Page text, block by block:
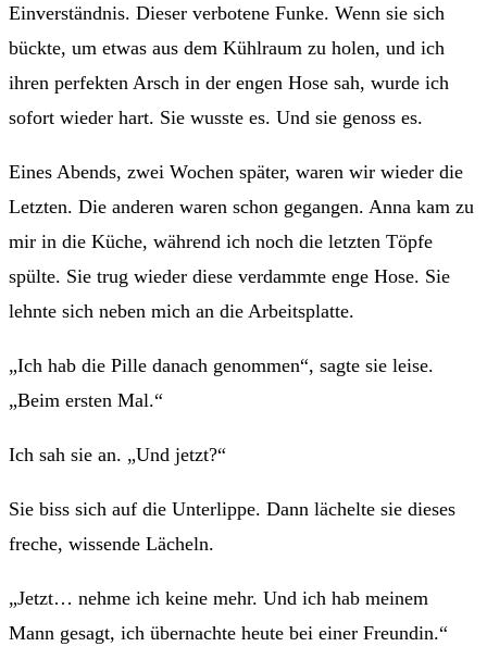
Einverständnis. Dieser verbotene Funke. Wenn sie sich
bückte, um etwas aus dem Kühlraum zu holen, und ich
ihren perfekten Arsch in der engen Hose sah, wurde ich
sofort wieder hart. Sie wusste es. Und sie genoss es.
Eines Abends, zwei Wochen später, waren wir wieder die
Letzten. Die anderen waren schon gegangen. Anna kam zu
mir in die Küche, während ich noch die letzten Töpfe
spülte. Sie trug wieder diese verdammte enge Hose. Sie
lehnte sich neben mich an die Arbeitsplatte.
„Ich hab die Pille danach genommen“, sagte sie leise.
„Beim ersten Mal.“
Ich sah sie an. „Und jetzt?“
Sie biss sich auf die Unterlippe. Dann lächelte sie dieses
freche, wissende Lächeln.
„Jetzt… nehme ich keine mehr. Und ich hab meinem
Mann gesagt, ich übernachte heute bei einer Freundin.“